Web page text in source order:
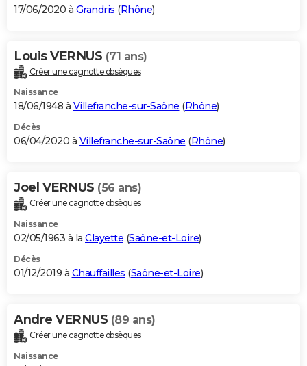
17/06/2020 à Grandris (Rhône)
Louis VERNUS (71 ans)
Créer une cagnotte obsèques
Naissance
18/06/1948 à Villefranche-sur-Saône (Rhône)
Décès
06/04/2020 à Villefranche-sur-Saône (Rhône)
Joel VERNUS (56 ans)
Créer une cagnotte obsèques
Naissance
02/05/1963 à la Clayette (Saône-et-Loire)
Décès
01/12/2019 à Chauffailles (Saône-et-Loire)
Andre VERNUS (89 ans)
Créer une cagnotte obsèques
Naissance